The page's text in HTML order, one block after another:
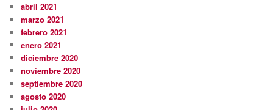
abril 2021
marzo 2021
febrero 2021
enero 2021
diciembre 2020
noviembre 2020
septiembre 2020
agosto 2020